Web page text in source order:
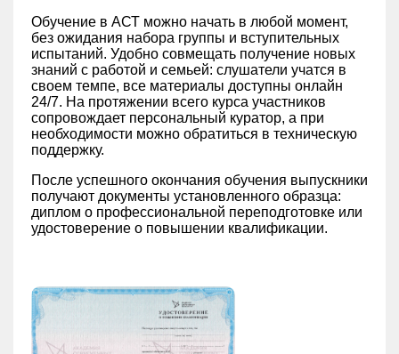
Обучение в АСТ можно начать в любой момент,
без ожидания набора группы и вступительных
испытаний. Удобно совмещать получение новых
знаний с работой и семьей: слушатели учатся в
своем темпе, все материалы доступны онлайн
24/7. На протяжении всего курса участников
сопровождает персональный куратор, а при
необходимости можно обратиться в техническую
поддержку.
После успешного окончания обучения выпускники
получают документы установленного образца:
диплом о профессиональной переподготовке или
удостоверение о повышении квалификации.